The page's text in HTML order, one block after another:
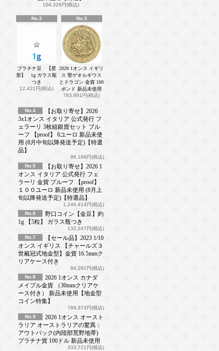
104,328円(税込)
No.2
プラチナ豆 【星
形】 1g ガラス瓶
つき
12,421円(税込)
No.3
2026 1オンス イギリ
ス 聖ゲオルギウス
とドラゴン 金貨 100
ポンド 新品未使用
783,891円(税込)
No.4
【お取り寄せ】2026
3x1オンス イタリア 公式発行 フ
ェラーリ 3枚組銀貨セット プル
ーフ 【proof】 6ユーロ 新品未使
用 (8月中旬以降発送予定)【特選
品】
98,169円(税込)
No.5
【お取り寄せ】2026 1
オンス イタリア 公式発行 フェ
ラーリ 金貨 プルーフ 【proof】
１００ユーロ 新品未使用 (8月上
旬以降発送予定)【特選品】
1,246,414円(税込)
No.6
野口コイン【金豆】約
1g 【5粒】 ガラス瓶つき
132,247円(税込)
No.7
【セール品】2023 1/10
オンス イギリス 【チャールズ３
世戴冠式地金型】金貨 16.5mmク
リアケース付き
84,282円(税込)
No.8
2026 1オンス カナダ
メイプル金貨 （30mmクリアケ
ース付き） 新品未使用【地金型
コイン特集】
789,373円(税込)
No.9
2026 1オンス オースト
ラリア オーストラリアの驚異：
アウトバック(内陸部荒野地帯)
プラチナ貨 100ドル 新品未使用
333,721円(税込)